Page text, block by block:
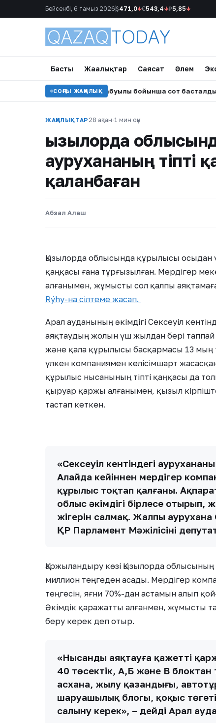
Бейсенбі, 6 тамыз 2026 $471,0↓€543,4↓₽5,85↓
Басты Жаңалықтар Саясат Әлем
СОҢҒЫ ЖАҢАЛЫҚ
иттің оқушыға шабуылы бойынша сот басталды •
ЖАҢАЛЫҚТАР 28 ақпан·1 мин оқу
Қызылорда
аурухананың тіпті
қаланбаған
Абзал Алаш
Қызылорда облысында құрылысы осыдан
қаңқасы ғана тұрғызылған. Мердігер
алғанымен, жұмысты сол қалпы
Rýhy-на сілтеме жасап.
Арал ауданының әкімдігі Сексеуіл
аяқтаудың жолын үш жылдан бері таппай
және қала құрылысы басқармасы 13 мың
үлкен компаниямен келісімшарт
құрылыс нысанының тіпті қаңқасы да
қыруар қаржы алғанымен, қызыл
тастап кеткен.
«Сексеуіл кентіндегі
Алайда кейіннен мердігер
құрылыс тоқтап қалғаны.
облыс әкімдігі бірлесе
жігерін салмақ. Жалпы аурухана
ҚР Парламент Мәжілісінің
Қаржыландыру көзі Қызылорда
миллион теңгеден асады. Мердігер
теңгесін, яғни 70%-дан астамын алып
Әкімдік қаражатты алғанмен, жұмысты
беру керек деп отыр.
«Нысанды аяқтауға қажетті
40 төсектік, А,Б және В
асхана, жылу қазандығы,
шаруашылық блогы, қоқыс
салыну керек», – дейді Арал